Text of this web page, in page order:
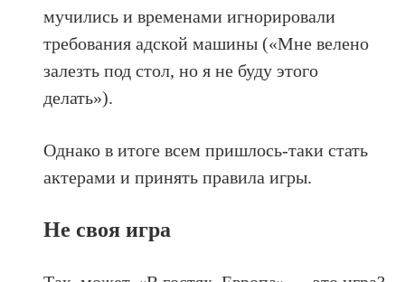
мучились и временами игнорировали
требования адской машины («Мне велено
залезть под стол, но я не буду этого
делать»).
Однако в итоге всем пришлось-таки стать
актерами и принять правила игры.
Не своя игра